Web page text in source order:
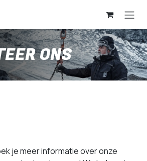
ONS
je meer informatie over onze